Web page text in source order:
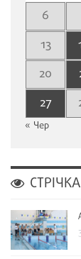
6
13
20
27
« Чер